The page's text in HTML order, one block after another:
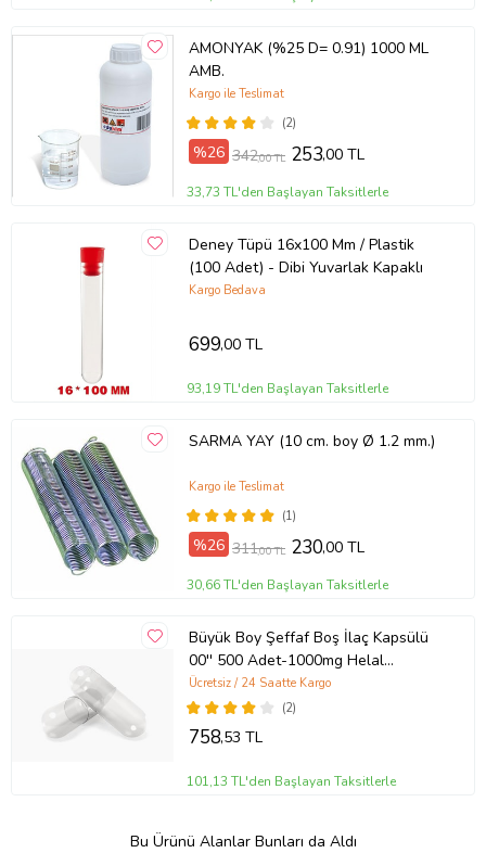
AMONYAK (%25 D= 0.91) 1000 ML
AMB.
(2)
Kargo ile Teslimat
%26 342,00 TL 253,00 TL
33,73 TL'den Başlayan Taksitlerle
Deney Tüpü 16x100 Mm / Plastik
(100 Adet) - Dibi Yuvarlak Kapaklı
Kargo Bedava
699,00 TL
93,19 TL'den Başlayan Taksitlerle
SARMA YAY (10 cm. boy Ø 1.2 mm.)
(1)
Kargo ile Teslimat
%26 311,00 TL 230,00 TL
30,66 TL'den Başlayan Taksitlerle
Büyük Boy Şeffaf Boş İlaç Kapsülü
00'' 500 Adet-1000mg Helal
Sertifikalı
(2)
Ücretsiz / 24 Saatte Kargo
758,53 TL
101,13 TL'den Başlayan Taksitlerle
Bu Ürünü Alanlar Bunları da Aldı